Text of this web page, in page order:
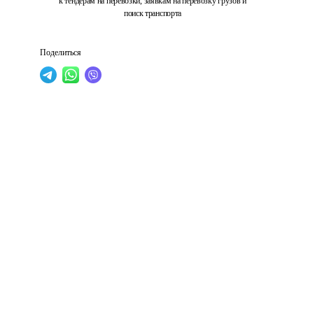
поиск транспорта
Поделиться